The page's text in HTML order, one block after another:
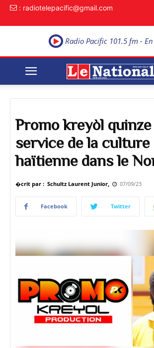
: radiotelepacific@gmail.com
Radio Pacific 101.5 fm -
Promo kreyòl
service de la culture
haïtienne dans le
�crit par : Schultz Laurent Junior, 07/09/23
Facebook Twitter